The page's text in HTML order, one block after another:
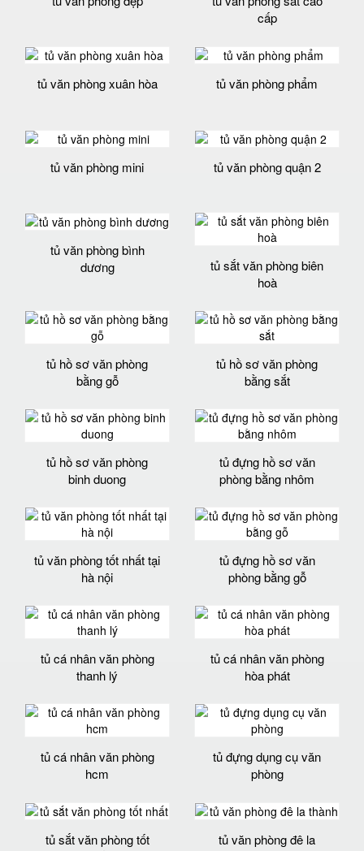
cấp
tủ văn phòng xuân hòa tủ văn phòng phẩm
tủ văn phòng mini tủ văn phòng quận 2
tủ văn phòng bình
dương
tủ sắt văn phòng biên
hoà
tủ hồ sơ văn phòng
bằng gỗ
tủ hồ sơ văn phòng
bằng sắt
tủ hồ sơ văn phòng
binh duong
tủ đựng hồ sơ văn
phòng bằng nhôm
tủ văn phòng tốt nhất tại
hà nội
tủ đựng hồ sơ văn
phòng bằng gỗ
tủ cá nhân văn phòng
thanh lý
tủ cá nhân văn phòng
hòa phát
tủ cá nhân văn phòng
hcm
tủ đựng dụng cụ văn
phòng
tủ sắt văn phòng tốt
tủ văn phòng đê la